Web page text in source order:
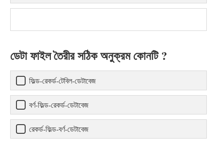
ডেটা ফাইল তৈরীর সঠিক অনুক্রম কোনটি ?
ফিল্ড-রেকর্ড-টেবিল-ডেটাবেজ
বর্ণ-ফিল্ড-রেকর্ড-ডেটাবেজ
রেকর্ড-ফিল্ড-বর্ণ-ডেটাবেজ